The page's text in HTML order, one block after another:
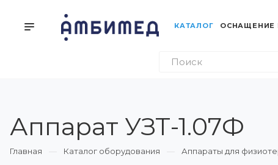
КАТАЛОГ ОСНАЩЕНИЕ
Аппарат УЗТ-1.07Ф
Главная Каталог оборудования Аппараты для